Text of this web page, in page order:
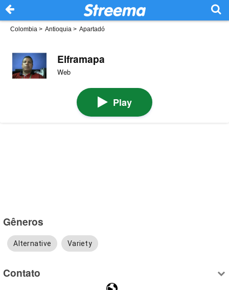
Colombia > Antioquia > Apartadó
Elframapa
Web
Play
Gêneros
Alternative Variety
Contato